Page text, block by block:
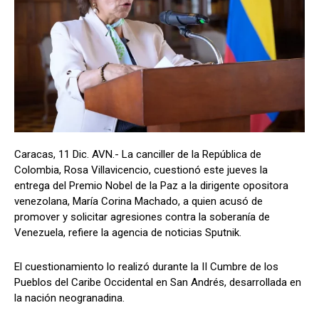
Caracas, 11 Dic. AVN.- La canciller de la República de
Colombia, Rosa Villavicencio, cuestionó este jueves la
entrega del Premio Nobel de la Paz a la dirigente opositora
venezolana, María Corina Machado, a quien acusó de
promover y solicitar agresiones contra la soberanía de
Venezuela, refiere la agencia de noticias Sputnik.
El cuestionamiento lo realizó durante la II Cumbre de los
Pueblos del Caribe Occidental en San Andrés, desarrollada en
la nación neogranadina.